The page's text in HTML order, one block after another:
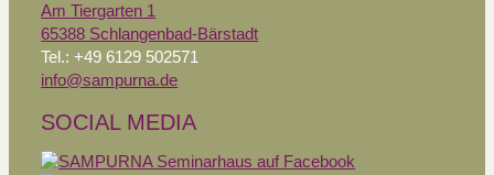
Am Tiergarten 1
65388 Schlangenbad-Bärstadt
Tel.: +49 6129 502571
info@sampurna.de
SOCIAL MEDIA